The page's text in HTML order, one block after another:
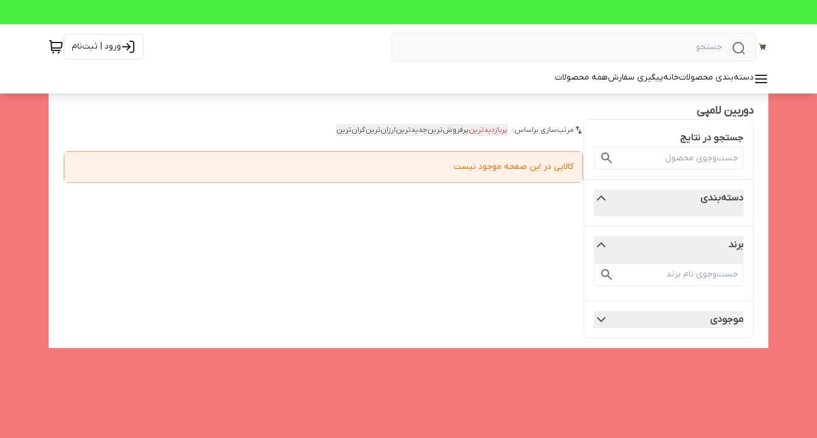
ورود | ثبت‌نام
دسته‌بندی محصولاتخانهپیگیری سفارشهمه محصولات
دوربین لامپی
جستجو در نتایج
دسته‌بندی
برند
موجودی
مرتب‌سازی براساس: پربازدیدترینپرفروش‌ترینجدیدترینارزان‌ترینگران‌ترین
کالایی در این صفحه موجود نیست